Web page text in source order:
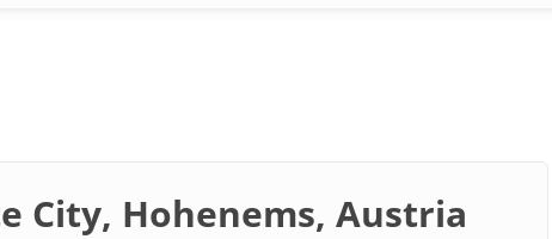
City, Hohenems, Austria